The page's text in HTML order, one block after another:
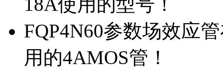
FQP4N60参数场效应
用的4AMOS管！